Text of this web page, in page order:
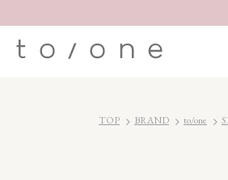
TOP BRAND to/one